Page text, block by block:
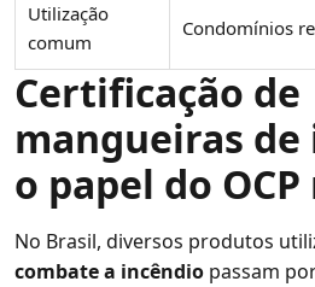
Utilização
comum
Condomínios
Certificação de
mangueiras de
o papel do
No Brasil, diversos produtos
combate a incêndio passam